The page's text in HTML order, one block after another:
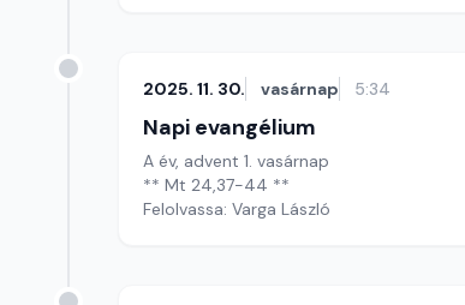
2025. 11. 30. vasárnap 5:34
Napi evangélium
A év, advent 1. vasárnap
** Mt 24,37-44 **
Felolvassa: Varga László